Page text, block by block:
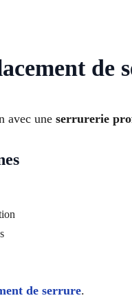
de
avec une serrurerie
de serrure.